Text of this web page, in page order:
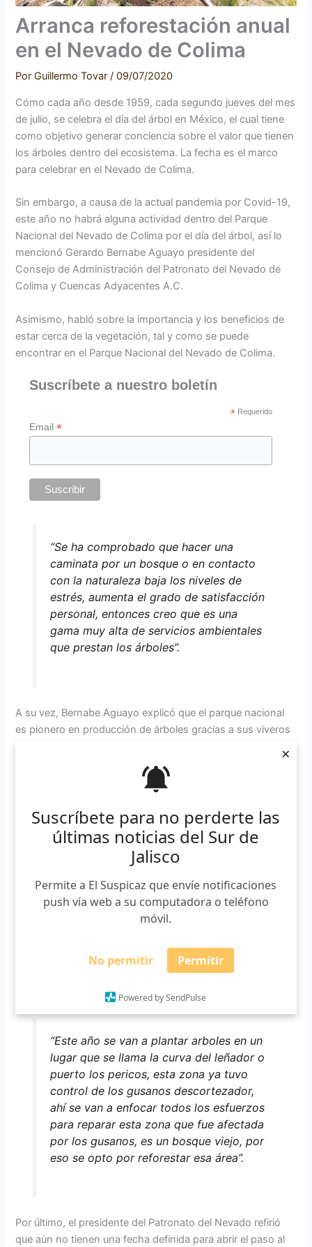
Suscríbete para no perderte las
últimas noticias del Sur de
Jalisco
Permite a El Suspicaz que envíe notificaciones
push vía web a su computadora o teléfono
móvil.
No permitir Permitir
Powered by SendPulse
×
Arranca reforestación anual
en el Nevado de Colima
PorGuillermo Tovar/09/07/2020
Cómo cada año desde 1959, cada segundo jueves del mes
de julio, se celebra el día del árbol en México, el cual tiene
como objetivo generar conciencia sobre el valor que tienen
los árboles dentro del ecosistema. La fecha es el marco
para celebrar en el Nevado de Colima.
Sin embargo, a causa de la actual pandemia por Covid-19,
este año no habrá alguna actividad dentro del Parque
Nacional del Nevado de Colima por el día del árbol, así lo
mencionó Gerardo Bernabe Aguayo presidente del
Consejo de Administración del Patronato del Nevado de
Colima y Cuencas Adyacentes A.C.
Asimismo, habló sobre la importancia y los beneficios de
estar cerca de la vegetación, tal y como se puede
encontrar en el Parque Nacional del Nevado de Colima.
Suscríbete a nuestro boletín
* Requerido
Email*
“Se ha comprobado que hacer una
caminata por un bosque o en contacto
con la naturaleza baja los niveles de
estrés, aumenta el grado de satisfacción
personal, entonces creo que es una
gama muy alta de servicios ambientales
que prestan los árboles”.
A su vez, Bernabe Aguayo explicó que el parque nacional
es pionero en producción de árboles gracias a sus viveros
“Los viveros que están dentro del
parque nacional ayudan a reforestar
áreas que en el pasado sufrieron
incendios forestales, además de que la
garantía de que los árboles crezcan con
éxito es bastante alta, de un 99 a cien
por ciento que sobrevivan”.
Comentó que ya están trabajando en una reforestación, en
una zona que fue afectada por gusano descortezador que
comieron parte del bosque.
“Este año se van a plantar arboles en un
lugar que se llama la curva del leñador o
puerto los pericos, esta zona ya tuvo
control de los gusanos descortezador,
ahí se van a enfocar todos los esfuerzos
para reparar esta zona que fue afectada
por los gusanos, es un bosque viejo, por
eso se opto por reforestar esa área”.
Por último, el presidente del Patronato del Nevado refirió
que aún no tienen una fecha definida para abrir el paso al